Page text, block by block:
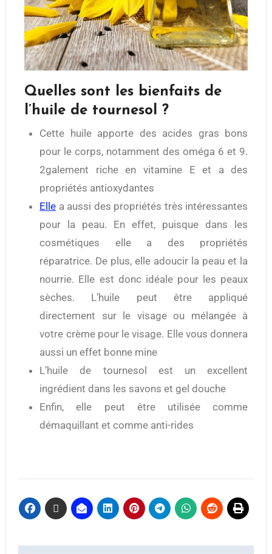
Quelles sont les bienfaits de
l’huile de tournesol ?
Cette huile apporte des acides gras bons
pour le corps, notamment des oméga 6 et 9.
2galement riche en vitamine E et a des
propriétés antioxydantes
Elle a aussi des propriétés très intéressantes
pour la peau. En effet, puisque dans les
cosmétiques elle a des propriétés
réparatrice. De plus, elle adoucir la peau et la
nourrie. Elle est donc idéale pour les peaux
sèches. L’huile peut être appliqué
directement sur le visage ou mélangée à
votre crème pour le visage. Elle vous donnera
aussi un effet bonne mine
L’huile de tournesol est un excellent
ingrédient dans les savons et gel douche
Enfin, elle peut être utilisée comme
démaquillant et comme anti-rides